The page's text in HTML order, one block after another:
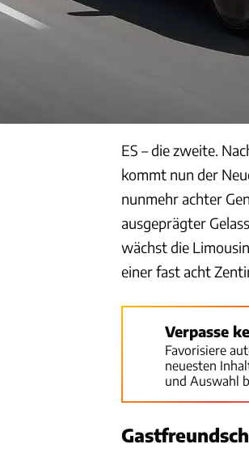
ES – die zweite.
kommt nun der
nunmehr achter
ausgeprägter
wächst die
einer fast acht
Verpasse
Favorisiere
neuesten
und Auswahl